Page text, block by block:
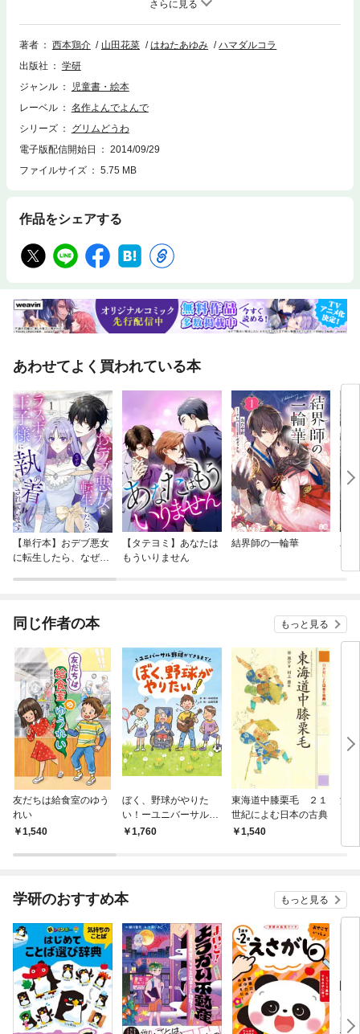
集。童話の基本ともいわれ、読み聞かせにも最適で人気の高いグリム童話
をから「ねむりひめ」「おひゃくしょうとあくま」「おおかみと七ひきの
子やぎ」収録。
著者 西本鶏介 山田花菜 はねたあゆみ
ハマダルコラ
出版社
学研
ジャンル
児童書・絵本
レーベル
名作よんでよんで
シリーズ
グリムどうわ
電子版配信開始日
2014/09/29
ファイルサイズ
5.75 MB
作品をシェアする
あわせてよく買われている本
【単行本】おデブ悪女
に転生したら、なぜか
【タテヨミ】あなたは
もういりません
結界師の一輪華
バ
今
同じ作者の本 もっと見る
友だちは給食室のゆう
れい
1,540
ぼく、野球がやりた
い！ーユニバーサル野
球ができるまでー
1,760
東海道中膝栗毛 ２１
世紀によむ日本の古典
1,540
源
学研のおすすめ本 もっと見る